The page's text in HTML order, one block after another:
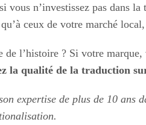
vous n’investissez pas dans
ceux de votre marché
de l’histoire ? Si votre
la qualité de la traduction
expertise de plus de 10 ans